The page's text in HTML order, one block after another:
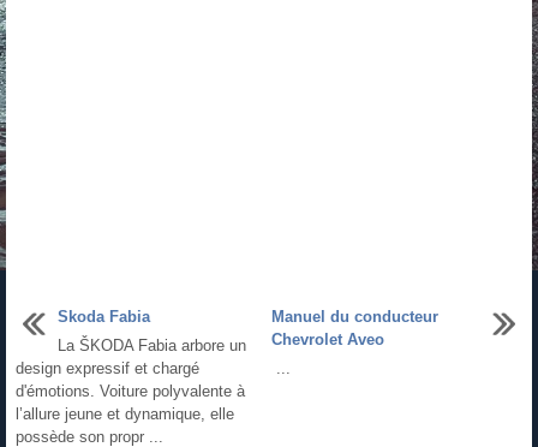
Skoda Fabia
La ŠKODA Fabia arbore un
design expressif et chargé
d'émotions. Voiture polyvalente à
l’allure jeune et dynamique, elle
possède son propr ...
Manuel du conducteur
Chevrolet Aveo
...